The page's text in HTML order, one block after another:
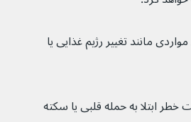
مانند تغییر رژیم غذایی یا
ابتلا به حمله قلبی یا سکته